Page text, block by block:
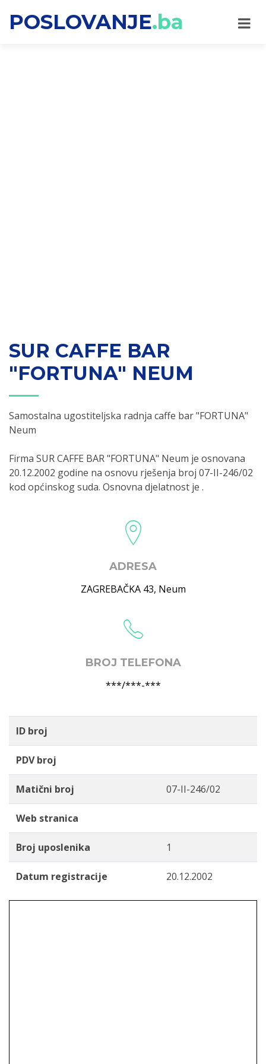
POSLOVANJE.ba
SUR CAFFE BAR
"FORTUNA" NEUM
Samostalna ugostiteljska radnja caffe bar "FORTUNA"
Neum
Firma SUR CAFFE BAR "FORTUNA" Neum je osnovana
20.12.2002 godine na osnovu rješenja broj 07-II-246/02
kod općinskog suda. Osnovna djelatnost je .
ADRESA
ZAGREBAČKA 43, Neum
BROJ TELEFONA
***/***-***
ID broj
PDV broj
Matični broj 07-II-246/02
Web stranica
Broj uposlenika 1
Datum registracije 20.12.2002